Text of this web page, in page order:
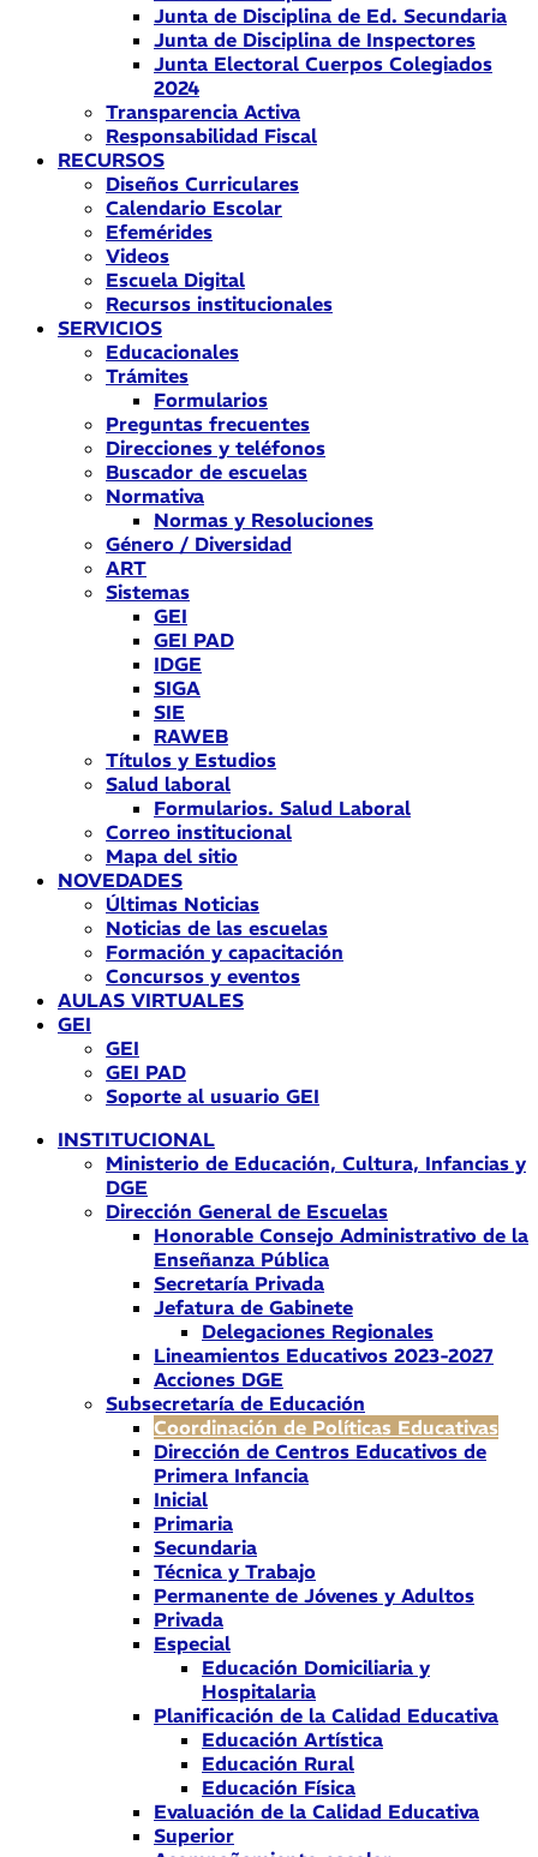
Junta de Disciplina de Ed. Secundaria
Junta de Disciplina de Inspectores
Junta Electoral Cuerpos Colegiados
2024
Transparencia Activa
Responsabilidad Fiscal
RECURSOS
Diseños Curriculares
Calendario Escolar
Efemérides
Videos
Escuela Digital
Recursos institucionales
SERVICIOS
Educacionales
Trámites
Formularios
Preguntas frecuentes
Direcciones y teléfonos
Buscador de escuelas
Normativa
Normas y Resoluciones
Género / Diversidad
ART
Sistemas
GEI
GEI PAD
IDGE
SIGA
SIE
RAWEB
Títulos y Estudios
Salud laboral
Formularios. Salud Laboral
Correo institucional
Mapa del sitio
NOVEDADES
Últimas Noticias
Noticias de las escuelas
Formación y capacitación
Concursos y eventos
AULAS VIRTUALES
GEI
GEI
GEI PAD
Soporte al usuario GEI
INSTITUCIONAL
Ministerio de Educación, Cultura, Infancias y
DGE
Dirección General de Escuelas
Honorable Consejo Administrativo de la
Enseñanza Pública
Secretaría Privada
Jefatura de Gabinete
Delegaciones Regionales
Lineamientos Educativos 2023-2027
Acciones DGE
Subsecretaría de Educación
Coordinación de Políticas Educativas
Dirección de Centros Educativos de
Primera Infancia
Inicial
Primaria
Secundaria
Técnica y Trabajo
Permanente de Jóvenes y Adultos
Privada
Especial
Educación Domiciliaria y
Hospitalaria
Planificación de la Calidad Educativa
Educación Artística
Educación Rural
Educación Física
Evaluación de la Calidad Educativa
Superior